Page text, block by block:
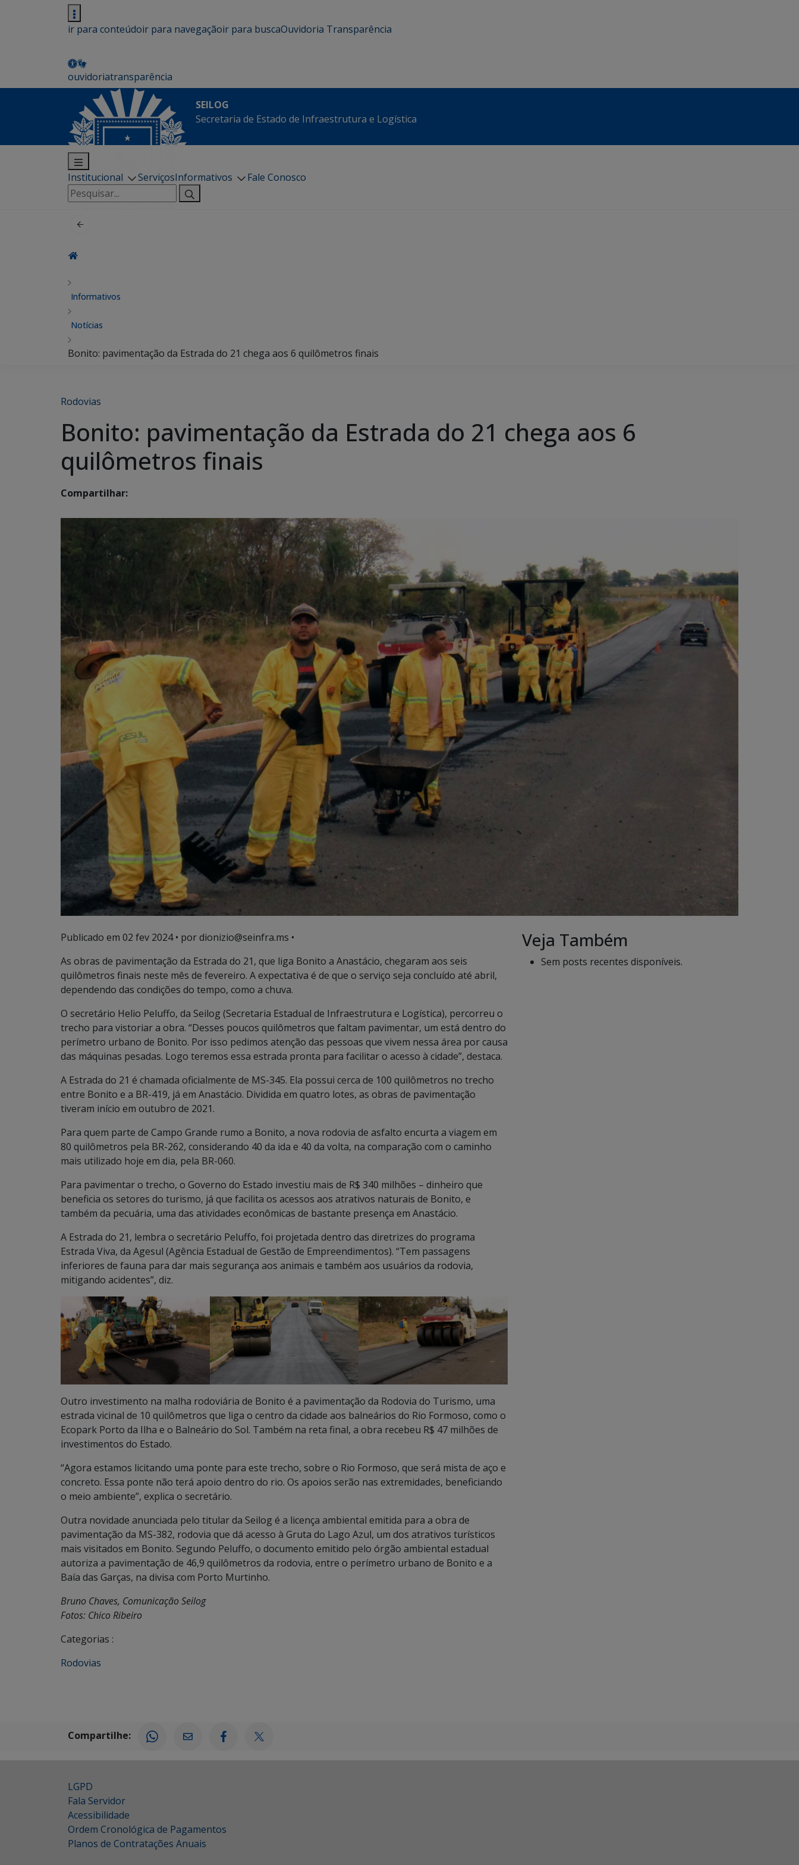
ir para conteúdoir para navegaçãoir para buscaOuvidoria Transparência
ouvidoriatransparência
SEILOG
Secretaria de Estado de Infraestrutura e Logística
Institucional ServiçosInformativos
Fale Conosco
Pesquisar
por:
Informativos
Notícias
Bonito: pavimentação da Estrada do 21 chega aos 6 quilômetros finais
Rodovias
Bonito: pavimentação da Estrada do 21 chega aos 6
quilômetros finais
Compartilhar:
Publicado em 02 fev 2024• por dionizio@seinfra.ms •
As obras de pavimentação da Estrada do 21, que liga Bonito a Anastácio, chegaram aos seis
quilômetros finais neste mês de fevereiro. A expectativa é de que o serviço seja concluído até abril,
dependendo das condições do tempo, como a chuva.
O secretário Helio Peluffo, da Seilog (Secretaria Estadual de Infraestrutura e Logística), percorreu o
trecho para vistoriar a obra. “Desses poucos quilômetros que faltam pavimentar, um está dentro do
perímetro urbano de Bonito. Por isso pedimos atenção das pessoas que vivem nessa área por causa
das máquinas pesadas. Logo teremos essa estrada pronta para facilitar o acesso à cidade”, destaca.
A Estrada do 21 é chamada oficialmente de MS-345. Ela possui cerca de 100 quilômetros no trecho
entre Bonito e a BR-419, já em Anastácio. Dividida em quatro lotes, as obras de pavimentação
tiveram início em outubro de 2021.
Para quem parte de Campo Grande rumo a Bonito, a nova rodovia de asfalto encurta a viagem em
80 quilômetros pela BR-262, considerando 40 da ida e 40 da volta, na comparação com o caminho
mais utilizado hoje em dia, pela BR-060.
Para pavimentar o trecho, o Governo do Estado investiu mais de R$ 340 milhões – dinheiro que
beneficia os setores do turismo, já que facilita os acessos aos atrativos naturais de Bonito, e
também da pecuária, uma das atividades econômicas de bastante presença em Anastácio.
A Estrada do 21, lembra o secretário Peluffo, foi projetada dentro das diretrizes do programa
Estrada Viva, da Agesul (Agência Estadual de Gestão de Empreendimentos). “Tem passagens
inferiores de fauna para dar mais segurança aos animais e também aos usuários da rodovia,
mitigando acidentes”, diz.
Outro investimento na malha rodoviária de Bonito é a pavimentação da Rodovia do Turismo, uma
estrada vicinal de 10 quilômetros que liga o centro da cidade aos balneários do Rio Formoso, como o
Ecopark Porto da Ilha e o Balneário do Sol. Também na reta final, a obra recebeu R$ 47 milhões de
investimentos do Estado.
“Agora estamos licitando uma ponte para este trecho, sobre o Rio Formoso, que será mista de aço e
concreto. Essa ponte não terá apoio dentro do rio. Os apoios serão nas extremidades, beneficiando
o meio ambiente”, explica o secretário.
Outra novidade anunciada pelo titular da Seilog é a licença ambiental emitida para a obra de
pavimentação da MS-382, rodovia que dá acesso à Gruta do Lago Azul, um dos atrativos turísticos
mais visitados em Bonito. Segundo Peluffo, o documento emitido pelo órgão ambiental estadual
autoriza a pavimentação de 46,9 quilômetros da rodovia, entre o perímetro urbano de Bonito e a
Baía das Garças, na divisa com Porto Murtinho.
Bruno Chaves, Comunicação Seilog
Fotos: Chico Ribeiro
Categorias :
Rodovias
Veja Também
Sem posts recentes disponíveis.
Compartilhe:
LGPD
Fala Servidor
Acessibilidade
Ordem Cronológica de Pagamentos
Planos de Contratações Anuais